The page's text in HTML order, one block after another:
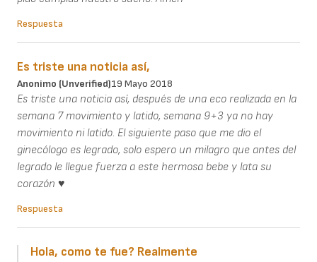
Respuesta
Es triste una noticia así,
Anonimo (unverified)19 Mayo 2018
Es triste una noticia así, después de una eco realizada en la
semana 7 movimiento y latido, semana 9+3 ya no hay
movimiento ni latido. El siguiente paso que me dio el
ginecólogo es legrado, solo espero un milagro que antes del
legrado le llegue fuerza a este hermosa bebe y lata su
corazón ♥
Respuesta
Hola, como te fue? Realmente